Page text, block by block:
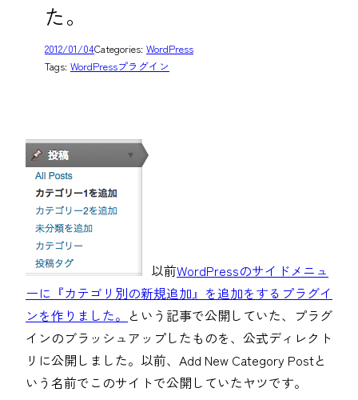
た。
2012/01/04Categories: WordPress
Tags: WordPressプラグイン
以前WordPressのサイドメニュ
ーに『カテゴリ別の新規追加』を追加をするプラグイ
ンを作りました。 という記事で公開していた、プラグ
インのブラッシュアップしたものを、公式ディレクト
リに公開しました。以前、Add New Category Postと
いう名前でこのサイトで公開していたヤツです。